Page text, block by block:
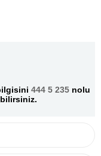
444 5 235 nolu